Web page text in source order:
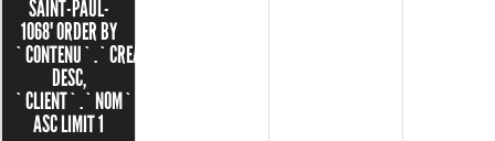
SAINT-PAUL-
1068' ORDER BY
`CONTENU`.`CREATED`
DESC,
`CLIENT`.`NOM`
ASC LIMIT 1